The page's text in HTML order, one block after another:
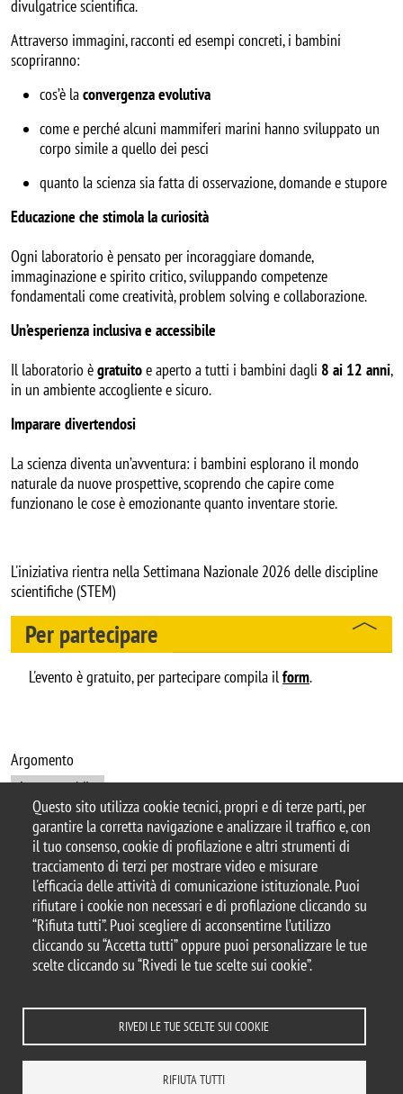
Questo sito utilizza cookie tecnici, propri e di terze parti, per
garantire la corretta navigazione e analizzare il traffico e, con
il tuo consenso, cookie di profilazione e altri strumenti di
tracciamento di terzi per mostrare video e misurare
l'efficacia delle attività di comunicazione istituzionale. Puoi
rifiutare i cookie non necessari e di profilazione cliccando su
“Rifiuta tutti”. Puoi scegliere di acconsentirne l’utilizzo
cliccando su “Accetta tutti” oppure puoi personalizzare le tue
scelte cliccando su “Rivedi le tue scelte sui cookie”.
RIVEDI LE TUE SCELTE SUI COOKIE
RIFIUTA TUTTI
divulgatrice scientifica.
Attraverso immagini, racconti ed esempi concreti, i bambini
scopriranno:
cos’è laconvergenza evolutiva
come e perché alcuni mammiferi marini hanno sviluppato un
corpo simile a quello dei pesci
quanto la scienza sia fatta di osservazione, domande e stupore
Educazione che stimola la curiosità
Ogni laboratorio è pensato per incoraggiare domande,
immaginazione e spirito critico, sviluppando competenze
fondamentali come creatività, problem solving e collaborazione.
Un’esperienza inclusiva e accessibile
Il laboratorio ègratuitoe aperto a tutti i bambini dagli 8 ai 12 anni,
in un ambiente accogliente e sicuro.
Imparare divertendosi
La scienza diventa un’avventura: i bambini esplorano il mondo
naturale da nuove prospettive, scoprendo che capire come
funzionano le cose è emozionante quanto inventare storie.
L'iniziativa rientra nella Settimana Nazionale 2026 delle discipline
scientifiche (STEM)
Per partecipare
L'evento è gratuito, per partecipare compila ilform.
Argomento
Leggo anch'io
© 2025 Biblioteca di Ateneo – Università degli
Studi di Milano-Bicocca
Piazza dell'Ateneo Nuovo, 1 - 20126, Milano
Casella PEC:ateneo.bicocca@pec.unimib.it
P.I. 12621570154 | biblioteca@unimib.it
Note legali Privacy Amministrazione trasparente
Accessibilità